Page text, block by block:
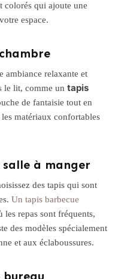
colorés qui ajoute une
espace.
ambiance relaxante et
le lit, comme un tapis
de fantaisie tout en
matériaux confortables
à manger
des tapis qui sont
Un tapis barbecue
les repas sont fréquents,
des modèles spécialement
et aux éclaboussures.